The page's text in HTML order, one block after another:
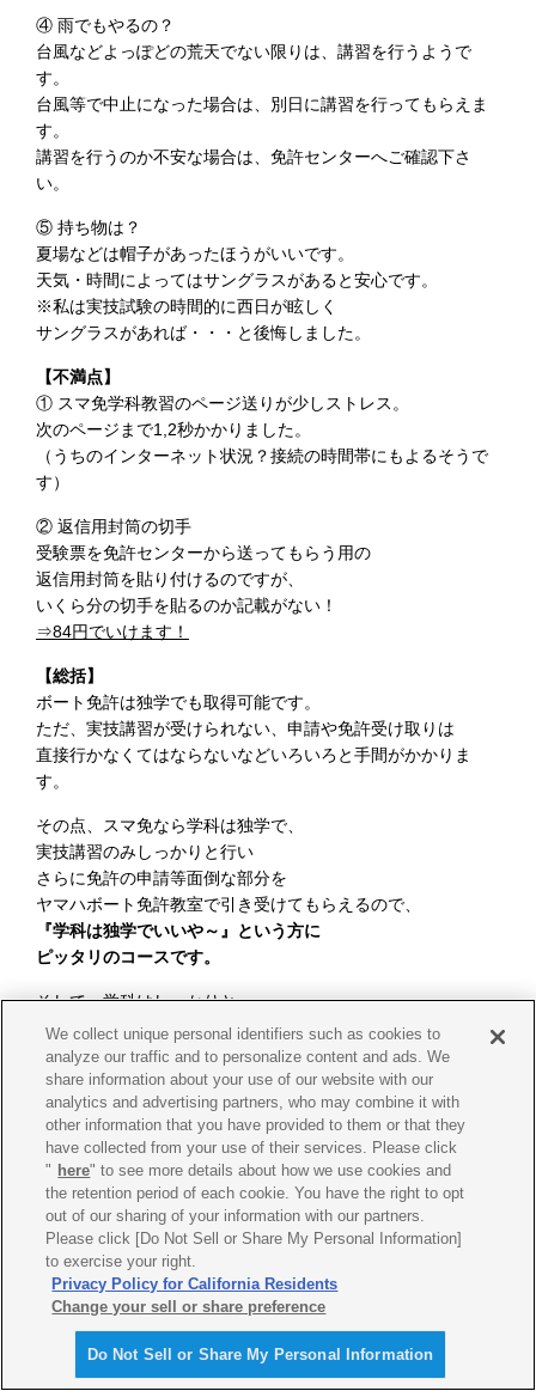
④ 雨でもやるの？
台風などよっぽどの荒天でない限りは、講習を行うようで
す。
台風等で中止になった場合は、別日に講習を行ってもらえま
す。
講習を行うのか不安な場合は、免許センターへご確認下さ
い。
⑤ 持ち物は？
夏場などは帽子があったほうがいいです。
天気・時間によってはサングラスがあると安心です。
※私は実技試験の時間的に西日が眩しく
サングラスがあれば・・・と後悔しました。
【不満点】
① スマ免学科教習のページ送りが少しストレス。
次のページまで1,2秒かかりました。
（うちのインターネット状況？接続の時間帯にもよるそうで
す）
② 返信用封筒の切手
受験票を免許センターから送ってもらう用の
返信用封筒を貼り付けるのですが、
いくら分の切手を貼るのか記載がない！
⇒84円でいけます！
【総括】
ボート免許は独学でも取得可能です。
ただ、実技講習が受けられない、申請や免許受け取りは
直接行かなくてはならないなどいろいろと手間がかかりま
す。
その点、スマ免なら学科は独学で、
実技講習のみしっかりと行い
さらに免許の申請等面倒な部分を
ヤマハボート免許教室で引き受けてもらえるので、
『学科は独学でいいや～』という方に
ピッタリのコースです。
そして、学科はしっかりと
勉強する時間を確保できれば
スマ免でも難しくありませんので、
是非みなさんもチャレンジしてみてください！
皆様のチャレンジ報告お待ちしています♪
さて、ここからボート免許を
どう生かすか、、
皆様、アドバイスをどうぞよろしくお願いします。
【スタッフ合格記】船舶免許取得への道②
2021年12月24日（金） 船舶免許Q&A
We collect unique personal identifiers such as cookies to
analyze our traffic and to personalize content and ads. We
share information about your use of our website with our
analytics and advertising partners, who may combine it with
other information that you have provided to them or that they
have collected from your use of their services. Please click
" here" to see more details about how we use cookies and
the retention period of each cookie. You have the right to opt
out of our sharing of your information with our partners.
Please click [Do Not Sell or Share My Personal Information]
to exercise your right.
Privacy Policy for California Residents
Change your sell or share preference
Do Not Sell or Share My Personal Information